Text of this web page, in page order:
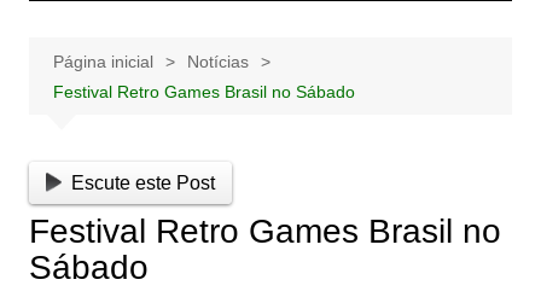
Página inicial
Notícias
Festival Retro Games Brasil no Sábado
Escute este Post
Festival Retro Games Brasil no
Sábado